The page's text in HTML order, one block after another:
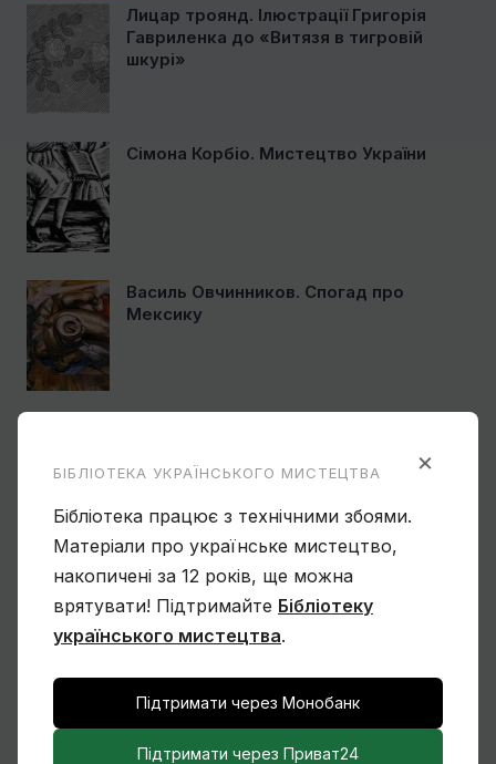
Лицар троянд. Ілюстрації Григорія
Гавриленка до «Витязя в тигровій
шкурі»
Сімона Корбіо. Мистецтво України
Василь Овчинников. Спогад про
Мексику
Чому Віктор Замирайло український
художник?
Спогади Марії Котляревської про
Михайла Сапожникова
×
БІБЛІОТЕКА УКРАЇНСЬКОГО МИСТЕЦТВА
Бібліотека працює з технічними збоями.
Матеріали про українське мистецтво,
накопичені за 12 років, ще можна
врятувати! Підтримайте Бібліотеку
українського мистецтва.
Підтримати через Монобанк
Підтримати через Приват24